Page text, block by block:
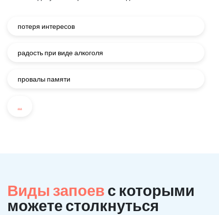
потеря интересов
радость при виде алкоголя
провалы памяти
...
Виды запоев с которыми
можете столкнуться